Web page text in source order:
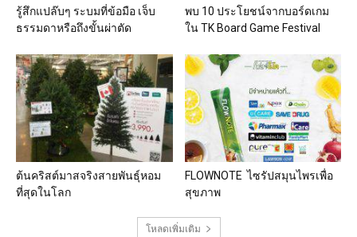
รู้สึกแปล๊บๆ ระบมที่ข้อมือ เจ็บ
ธรรมดาหรือถึงขั้นผ่าตัด
พบ 10 ประโยชน์จากบอร์ดเกม
ใน TK Board Game Festival
ต้นคริสต์มาสจริงสายพันธุ์หอม
ที่สุดในโลก
FLOWNOTE ไซรัปสมุนไพรเพื่อ
สุขภาพ
โหลดเพิ่มเติม